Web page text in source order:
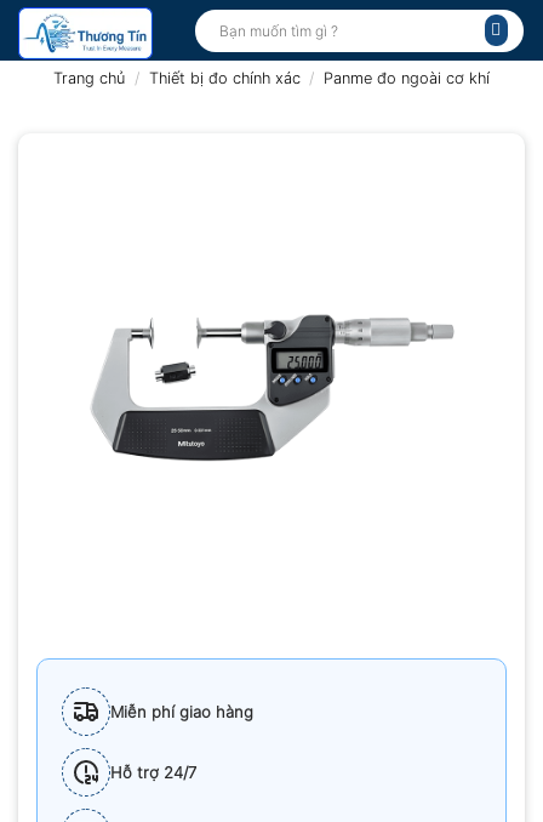
Bỏ
qua
Tìm
kiếm:
Trang chủ / Thiết bị đo chính xác / Panme đo ngoài cơ khí
Miễn phí giao hàng
Hỗ trợ 24/7